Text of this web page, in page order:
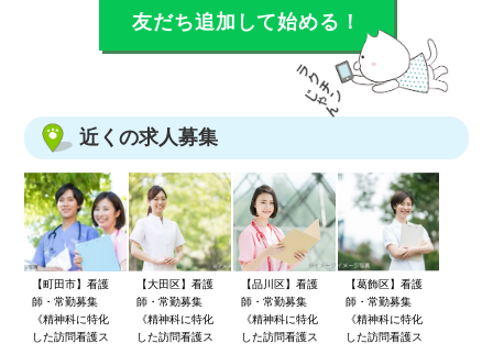
友だち追加して始める！
近くの求人募集
【町田市】看護
師・常勤募集
《精神科に特化
した訪問看護ス
【大田区】看護
師・常勤募集
《精神科に特化
した訪問看護ス
【品川区】看護
師・常勤募集
《精神科に特化
した訪問看護ス
【葛飾区】看護
師・常勤募集
《精神科に特化
した訪問看護ス